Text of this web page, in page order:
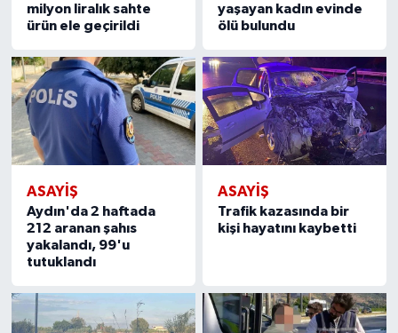
milyon liralık sahte
ürün ele geçirildi
yaşayan kadın evinde
ölü bulundu
ASAYİŞ
Aydın'da 2 haftada
212 aranan şahıs
yakalandı, 99'u
tutuklandı
ASAYİŞ
Trafik kazasında bir
kişi hayatını kaybetti